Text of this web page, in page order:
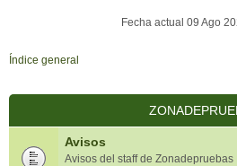
Fecha actual 09 Ago
Índice general
Avisos
Avisos del staff de Zonadepruebas